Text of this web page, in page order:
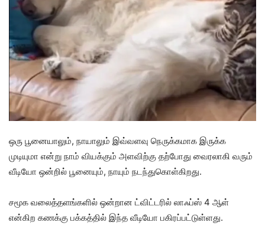
ஒரு பூனையாலும், நாயாலும் இவ்வளவு நெருக்கமாக இருக்க
முடியுமா என்று நாம் வியக்கும் அளவிற்கு தற்போது வைரலாகி வரும்
வீடியோ ஒன்றில் பூனையும், நாயும் நடந்துகொள்கிறது.
சமூக வலைத்தளங்களில் ஒன்றான ட்விட்டரில் லாஃப்ஸ் 4 ஆள்
என்கிற கணக்கு பக்கத்தில் இந்த வீடியோ பகிரப்பட்டுள்ளது.